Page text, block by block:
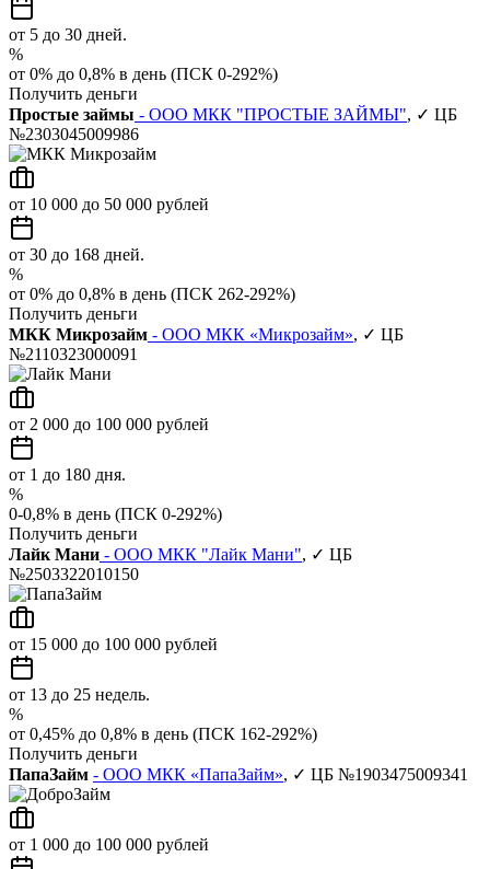
от 5 до 30 дней.
%
от 0% до 0,8% в день (ПСК 0-292%)
Получить деньги
Простые займы - ООО МКК "ПРОСТЫЕ ЗАЙМЫ", ✓ ЦБ
№2303045009986
от 10 000 до 50 000 рублей
от 30 до 168 дней.
%
от 0% до 0,8% в день (ПСК 262-292%)
Получить деньги
МКК Микрозайм - ООО МКК «Микрозайм», ✓ ЦБ
№2110323000091
от 2 000 до 100 000 рублей
от 1 до 180 дня.
%
0-0,8% в день (ПСК 0-292%)
Получить деньги
Лайк Мани - ООО МКК "Лайк Мани", ✓ ЦБ
№2503322010150
от 15 000 до 100 000 рублей
от 13 до 25 недель.
%
от 0,45% до 0,8% в день (ПСК 162-292%)
Получить деньги
ПапаЗайм - ООО МКК «ПапаЗайм», ✓ ЦБ №1903475009341
от 1 000 до 100 000 рублей